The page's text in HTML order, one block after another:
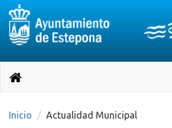
página
Destino:
Volver
inicio
Inicio Actualidad Municipal